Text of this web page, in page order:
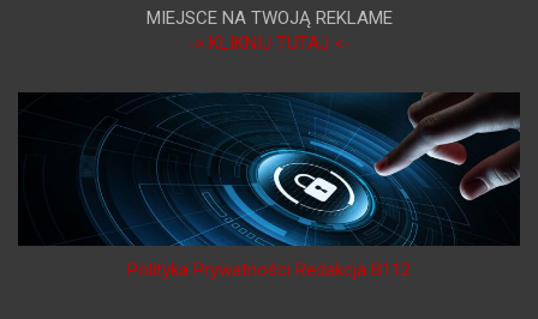
MIEJSCE NA TWOJĄ REKLAME
-> KLIKNIJ TUTAJ <-
Polityka Prywatności Redakcja B112